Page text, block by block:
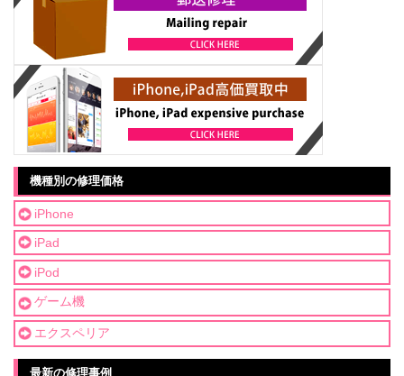
機種別の修理価格
iPhone
iPad
iPod
ゲーム機
エクスペリア
最新の修理事例